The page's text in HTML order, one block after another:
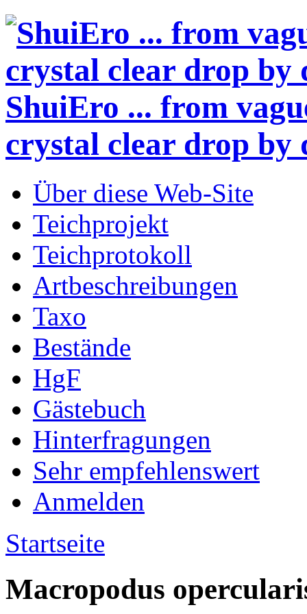
ShuiEro ... from
crystal clear drop by
Über diese Web-Site
Teichprojekt
Teichprotokoll
Artbeschreibungen
Taxo
Bestände
HgF
Gästebuch
Hinterfragungen
Sehr empfehlenswert
Anmelden
Startseite
Macropodus